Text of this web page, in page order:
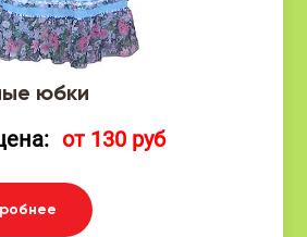
юбки
от 130 руб